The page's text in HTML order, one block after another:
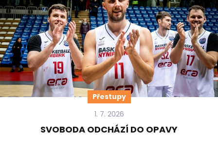
Přestupy
1. 7. 2026
SVOBODA ODCHÁZÍ DO OPAVY